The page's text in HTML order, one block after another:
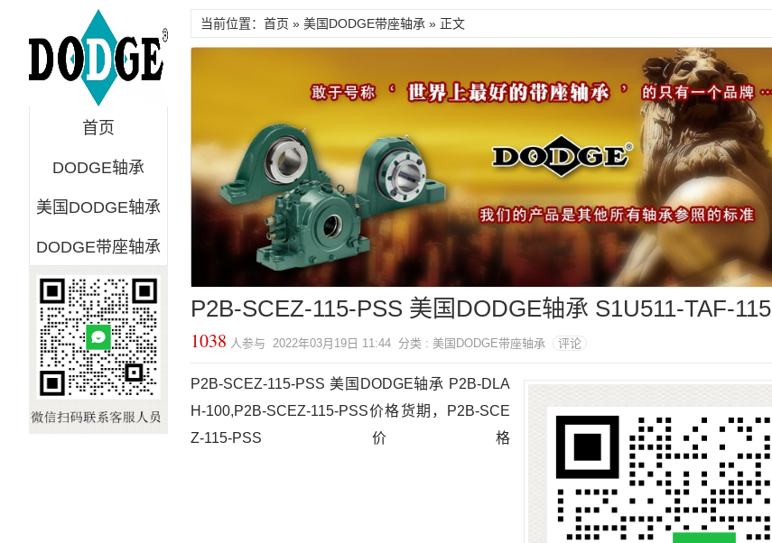
首页
DODGE轴承
美国DODGE轴承
DODGE带座轴承
当前位置：首页 » 美国DODGE带座轴承 » 正文
P2B-SCEZ-115-PSS 美国DODGE轴承 S1U511-TAF-115
1038 人参与 2022年03月19日 11:44 分类 : 美国DODGE带座轴承 评论
P2B-SCEZ-115-PSS 美国DODGE轴承 P2B-DLA
H-100,P2B-SCEZ-115-PSS价格货期，P2B-SCE
Z-115-PSS价格